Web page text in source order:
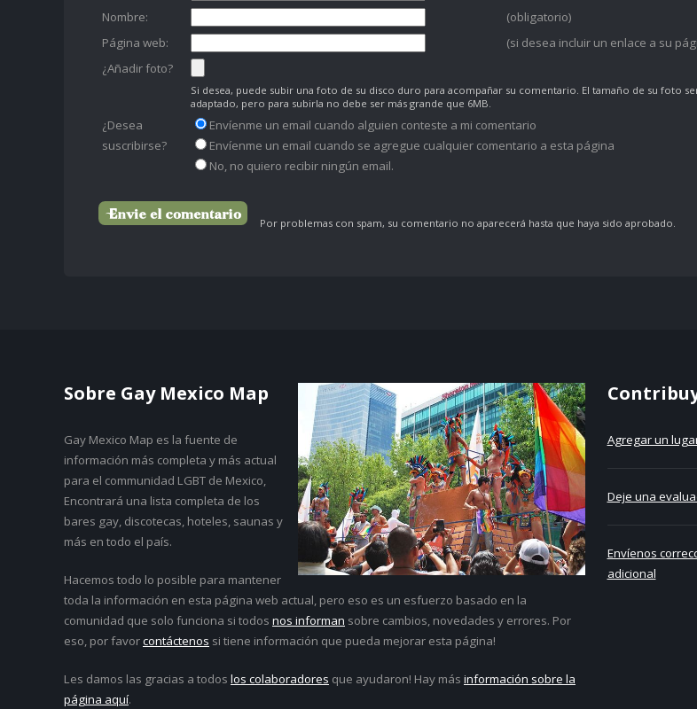
Nombre:
(obligatorio)
Página web:
(si desea incluir un enlace a su
¿Añadir foto?
Si desea, puede subir una foto de su disco duro para acompañar su comentario. El tamaño de su foto
adaptado, pero para subirla no debe ser más grande que 6MB.
¿Desea
suscribirse?
Envíenme un email cuando alguien conteste a mi comentario
Envíenme un email cuando se agregue cualquier comentario a esta página
No, no quiero recibir ningún email.
Por problemas con spam, su comentario no aparecerá hasta que haya sido aprobado.
Sobre Gay Mexico Map
Gay Mexico Map es la fuente de
información más completa y más actual
para el communidad LGBT de Mexico,
Encontrará una lista completa de los
bares gay, discotecas, hoteles, saunas y
más en todo el país.
Hacemos todo lo posible para mantener
toda la información en esta página web actual, pero eso es un esfuerzo basado en la
comunidad que solo funciona si todos nos informan sobre cambios, novedades y errores. Por
eso, por favorcontáctenos si tiene información que pueda mejorar esta página!
Les damos las gracias a todos los colaboradores que ayudaron! Hay más información sobre la
página aquí.
Agregar un
Deje una
Envíenos
adicional